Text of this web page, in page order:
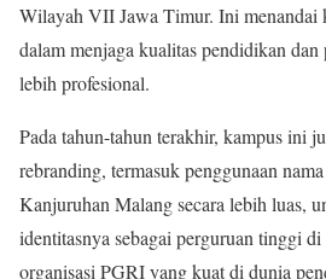
Wilayah VII Jawa Timur. Ini menandai
dalam menjaga kualitas pendidikan
lebih profesional.
Pada tahun-tahun terakhir, kampus ini
rebranding, termasuk penggunaan
Kanjuruhan Malang secara lebih luas,
identitasnya sebagai perguruan tinggi
organisasi PGRI yang kuat di dunia